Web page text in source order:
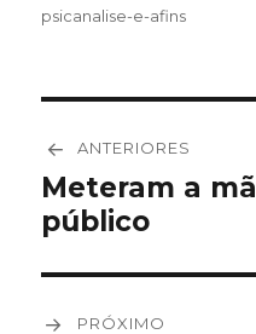
psicanalise-e-afins
de
Post
ANTERIORES
Post
anterior:
Meteram a
público
PRÓXIMO